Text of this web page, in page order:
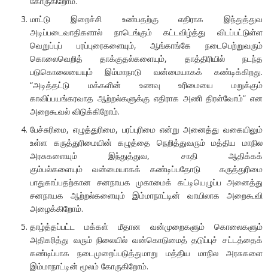
மாட்டு இறைச்சி உண்பதற்கு எதிராக இந்துத்துவ
அடிப்படைவாதிகளால் நாடெங்கும் கட்டவிழ்த்து விடப்பட்டுள்ள
வெறுப்புப் பரப்புரைகளையும், ஆங்காங்கே நடைபெற்றுவரும்
கொலைவெறித் தாக்குதல்களையும், தாத்திரியில் நடந்த
படுகொலையையும் இம்மாநாடு வன்மையாகக் கண்டிக்கிறது.
“அடித்தட்டு மக்களின் உணவு உரிமையை மறுக்கும்
காவிப்பயங்கரவாத ஆற்றல்களுக்கு எதிராக அணி திரள்வோம்” என
அறைகூவல் விடுக்கிறோம்.
பேச்சுரிமை, எழுத்துரிமை, பரப்புரிமை என்று அனைத்து வகையிலும்
உள்ள கருத்துரிமையின் கழுத்தை நெறித்துவரும் மத்திய மாநில
அரசுகளையும் இந்துத்துவ, சாதி ஆதிக்கக்
கும்பல்களையும் வன்மையாகக் கண்டிப்பதோடு கருத்துரிமை
பாதுகாப்பதற்கான சனநாயக முகாமைக் கட்டியெழுப்ப அனைத்து
சனநாயக ஆற்றல்களையும் இம்மாநாட்டின் வாயிலாக அறைகூவி
அழைக்கிறோம்.
தாழ்த்தப்பட்ட மக்கள் மீதான வன்முறைகளும் கொலைகளும்
அதிகரித்து வரும் நிலையில் வன்கொடுமைத் தடுப்புச் சட்டத்தைக்
கண்டிப்பாக நடைமுறைப்படுத்துமாறு மத்திய மாநில அரசுகளை
இம்மாநாட்டின் மூலம் கோருகிறோம்.